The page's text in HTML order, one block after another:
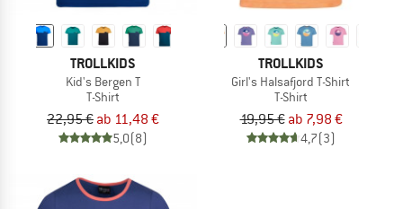
TROLLKIDS
Kid's Bergen T
T-Shirt
22,95 € ab 11,48 €
5,0(8)
TROLLKIDS
Girl's Halsafjord T-Shirt
T-Shirt
19,95 € ab 7,98 €
4,7(3)